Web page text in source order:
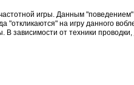
игры. Данным
"откликаются" на игру данного
В зависимости от техники